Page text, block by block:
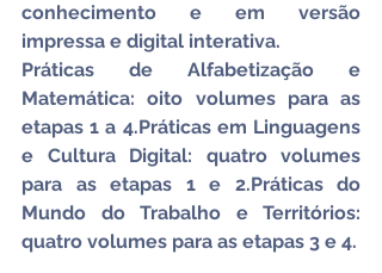
conhecimento e em versão
impressa e digital interativa.
Práticas de Alfabetização e
Matemática: oito volumes para as
etapas 1 a 4.Práticas em Linguagens
e Cultura Digital: quatro volumes
para as etapas 1 e 2.Práticas do
Mundo do Trabalho e Territórios:
quatro volumes para as etapas 3 e 4.